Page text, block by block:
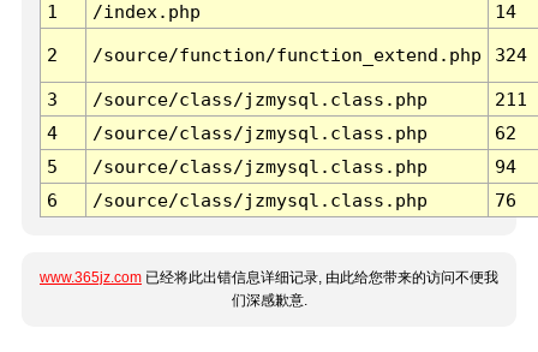
1
/index.php 14
2 /source/function/function_extend.php 324
3 /source/class/jzmysql.class.php
211
4
/source/class/jzmysql.class.php
62
5
/source/class/jzmysql.class.php
94
6
/source/class/jzmysql.class.php 76
www.365jz.com 已经将此出错信息详细记录, 由此给您带来的访问不便我
们深感歉意.